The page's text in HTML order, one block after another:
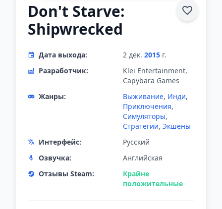
Don't Starve:
Shipwrecked
Дата выхода: 2 дек. 2015 г.
Разработчик:
Klei Entertainment,
Capybara Games
Жанры:
Выживание, Инди,
Приключения,
Симуляторы,
Стратегии, Экшены
Интерфейс:
Русский
Озвучка:
Английская
Отзывы Steam:
Крайне
положительные